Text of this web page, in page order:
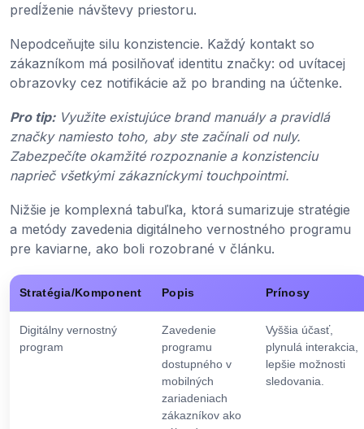
predĺženie návštevy priestoru.
Nepodceňujte silu konzistencie. Každý kontakt so
zákazníkom má posilňovať identitu značky: od uvítacej
obrazovky cez notifikácie až po branding na účtenke.
Pro tip: Využite existujúce brand manuály a pravidlá
značky namiesto toho, aby ste začínali od nuly.
Zabezpečíte okamžité rozpoznanie a konzistenciu
naprieč všetkými zákazníckymi touchpointmi.
Nižšie je komplexná tabuľka, ktorá sumarizuje stratégie
a metódy zavedenia digitálneho vernostného programu
pre kaviarne, ako boli rozobrané v článku.
Stratégia/Komponent Popis Prínosy
Digitálny vernostný
program
Zavedenie
programu
dostupného v
mobilných
zariadeniach
zákazníkov ako
Vyššia účasť,
plynulá interakcia,
lepšie možnosti
sledovania.